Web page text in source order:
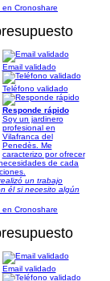
Cronoshare
Email validado
Teléfono validado
Responde rápido
Soy un jardinero
profesional en
Vilafranca del
Penedès. Me
caracterizo por ofrecer
de cada
un trabajo
él si necesito algún
Cronoshare
Email validado